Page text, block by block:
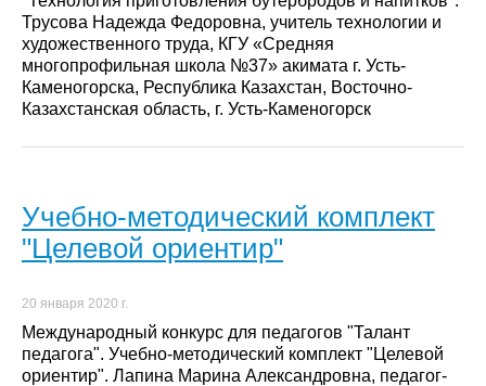
Трусова Надежда Федоровна, учитель технологии и
художественного труда, КГУ «Средняя
многопрофильная школа №37» акимата г. Усть-
Каменогорска, Республика Казахстан, Восточно-
Казахстанская область, г. Усть-Каменогорск
Учебно-методический комплект
"Целевой ориентир"
20 января 2020 г.
Международный конкурс для педагогов "Талант
педагога". Учебно-методический комплект "Целевой
ориентир". Лапина Марина Александровна, педагог-